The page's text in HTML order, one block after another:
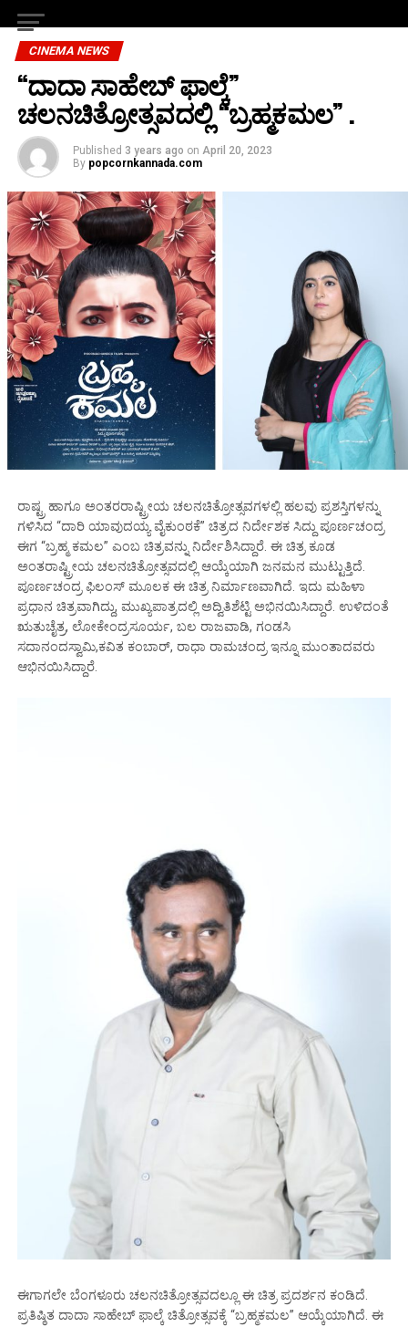
CINEMA NEWS
“ದಾದಾ ಸಾಹೇಬ್ ಫಾಲ್ಕೆ”
ಚಲನಚಿತ್ರೋತ್ಸವದಲ್ಲಿ “ಬ್ರಹ್ಮಕಮಲ” .
Published 3 years ago on April 20, 2023
By popcornkannada.com
ರಾಷ್ಟ್ರ ಹಾಗೂ ಅಂತರರಾಷ್ಟ್ರೀಯ ಚಲನಚಿತ್ರೋತ್ಸವಗಳಲ್ಲಿ ಹಲವು ಪ್ರಶಸ್ತಿಗಳನ್ನು
ಗಳಿಸಿದ “ದಾರಿ ಯಾವುದಯ್ಯ ವೈಕುಂಠಕೆ” ಚಿತ್ರದ ನಿರ್ದೇಶಕ ಸಿದ್ದು ಪೂರ್ಣಚಂದ್ರ
ಈಗ “ಬ್ರಹ್ಮ ಕಮಲ” ಎಂಬ ಚಿತ್ರವನ್ನು ನಿರ್ದೇಶಿಸಿದ್ದಾರೆ. ಈ ಚಿತ್ರ ಕೂಡ
ಅಂತರಾಷ್ಟ್ರೀಯ ಚಲನಚಿತ್ರೋತ್ಸವದಲ್ಲಿ ಆಯ್ಕೆಯಾಗಿ ಜನಮನ ಮುಟ್ಟುತ್ತಿದೆ.
ಪೂರ್ಣಚಂದ್ರ ಫಿಲಂಸ್ ಮೂಲಕ ಈ ಚಿತ್ರ ನಿರ್ಮಾಣವಾಗಿದೆ. ಇದು ಮಹಿಳಾ
ಪ್ರಧಾನ ಚಿತ್ರವಾಗಿದ್ದು, ಮುಖ್ಯಪಾತ್ರದಲ್ಲಿ ಅದ್ವಿತಿಶೆಟ್ಟಿ ಅಭಿನಯಿಸಿದ್ದಾರೆ. ಉಳಿದಂತೆ
ಋತುಚೈತ್ರ, ಲೋಕೇಂದ್ರಸೂರ್ಯ, ಬಲ ರಾಜವಾಡಿ, ಗಂಡಸಿ
ಸದಾನಂದಸ್ವಾಮಿ,ಕವಿತ ಕಂಬಾರ್, ರಾಧಾ ರಾಮಚಂದ್ರ ಇನ್ನೂ ಮುಂತಾದವರು
ಆಭಿನಯಿಸಿದ್ದಾರೆ.
ಈಗಾಗಲೇ ಬೆಂಗಳೂರು ಚಲನಚಿತ್ರೋತ್ಸವದಲ್ಲೂ ಈ ಚಿತ್ರ ಪ್ರದರ್ಶನ ಕಂಡಿದೆ.
ಪ್ರತಿಷ್ಠಿತ ದಾದಾ ಸಾಹೇಬ್ ಫಾಲ್ಕೆ ಚಿತ್ರೋತ್ಸವಕ್ಕೆ “ಬ್ರಹ್ಮಕಮಲ” ಆಯ್ಕೆಯಾಗಿದೆ. ಈ